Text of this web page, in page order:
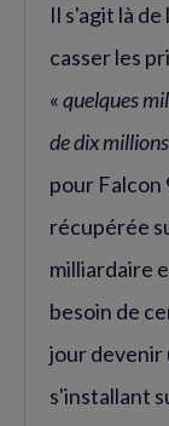
Il s'agit là
casser les
«quelques
de dix millions
pour Falcon
récupérée
milliardaire
besoin de
jour devenir
s'installant